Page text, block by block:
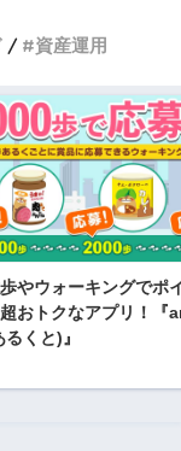
資産運用
やウォーキングでポ
おトクなアプリ！『
るくと)』